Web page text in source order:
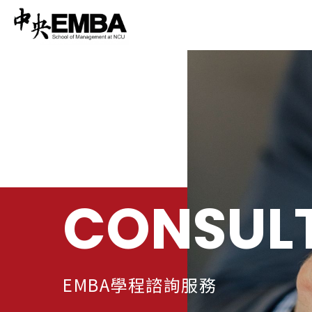
EMBA學程諮詢服務